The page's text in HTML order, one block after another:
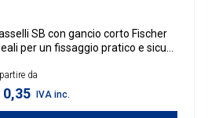
SB con gancio corto Fischer
per un fissaggio pratico e sicuro
Grazie al gancio corto
questi tasselli permettono
appendere facilmente diversi tipi di
da
0,35 IVA inc.